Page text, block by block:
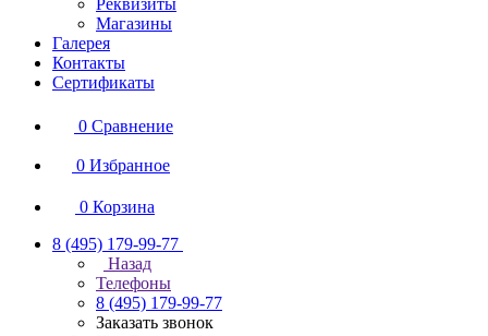
Реквизиты
Магазины
Галерея
Контакты
Сертификаты
0 Сравнение
0 Избранное
0 Корзина
8 (495) 179-99-77
Назад
Телефоны
8 (495) 179-99-77
Заказать звонок